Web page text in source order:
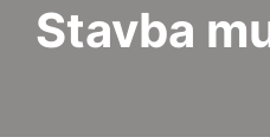
Stavba